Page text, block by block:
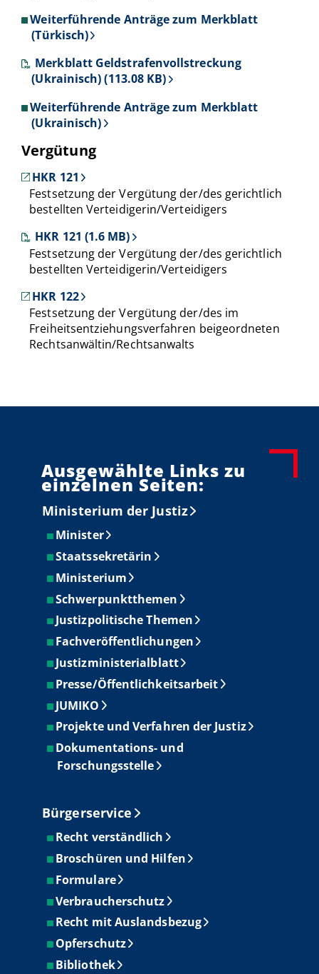
Weiterführende Anträge zum Merkblatt
(Türkisch)
Merkblatt Geldstrafenvollstreckung
(Ukrainisch) (113.08 KB)
Weiterführende Anträge zum Merkblatt
(Ukrainisch)
Vergütung
HKR 121
Festsetzung der Vergütung der/des gerichtlich
bestellten Verteidigerin/Verteidigers
HKR 121 (1.6 MB)
Festsetzung der Vergütung der/des gerichtlich
bestellten Verteidigerin/Verteidigers
HKR 122
Festsetzung der Vergütung der/des im
Freiheitsentziehungsverfahren beigeordneten
Rechtsanwältin/Rechtsanwalts
Ausgewählte Links zu
einzelnen Seiten:
Ministerium der Justiz
Minister
Staatssekretärin
Ministerium
Schwerpunktthemen
Justizpolitische Themen
Fachveröffentlichungen
Justizministerialblatt
Presse/Öffentlichkeitsarbeit
JUMIKO
Projekte und Verfahren der Justiz
Dokumentations- und
Forschungsstelle
Bürgerservice
Recht verständlich
Broschüren und Hilfen
Formulare
Verbraucherschutz
Recht mit Auslandsbezug
Opferschutz
Bibliothek